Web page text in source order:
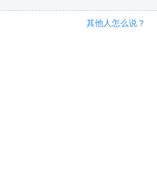
其他人怎么说？